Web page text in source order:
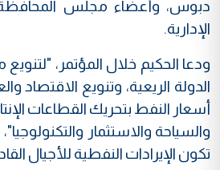
دبوس، وأعضاء مجلس
الإدارية.
ودعا الحكيم خلال المؤتمر،
الدولة الريعية، وتنويع الاقتصاد
أسعار النفط بتحريك القطاعات
والسياحة والاستثمار
تكون الإيرادات النفطية للأجيال